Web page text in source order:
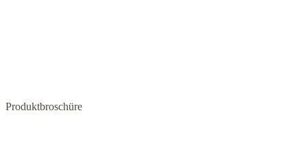
Produktbroschüre